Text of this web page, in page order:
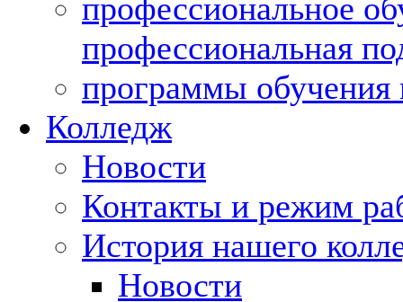
профессиональное
профессиональная
программы обучения
Колледж
Новости
Контакты и режим
История нашего
Новости